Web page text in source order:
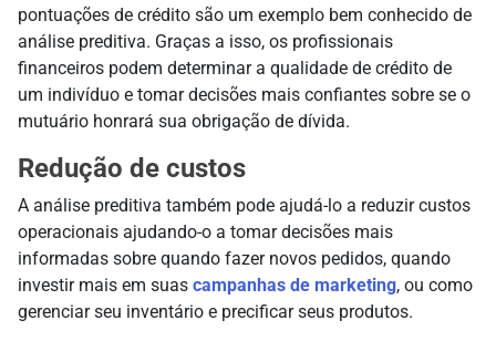
pontuações de crédito são um exemplo bem conhecido de
análise preditiva. Graças a isso, os profissionais
financeiros podem determinar a qualidade de crédito de
um indivíduo e tomar decisões mais confiantes sobre se o
mutuário honrará sua obrigação de dívida.
Redução de custos
A análise preditiva também pode ajudá-lo a reduzir custos
operacionais ajudando-o a tomar decisões mais
informadas sobre quando fazer novos pedidos, quando
investir mais em suas campanhas de marketing, ou como
gerenciar seu inventário e precificar seus produtos.